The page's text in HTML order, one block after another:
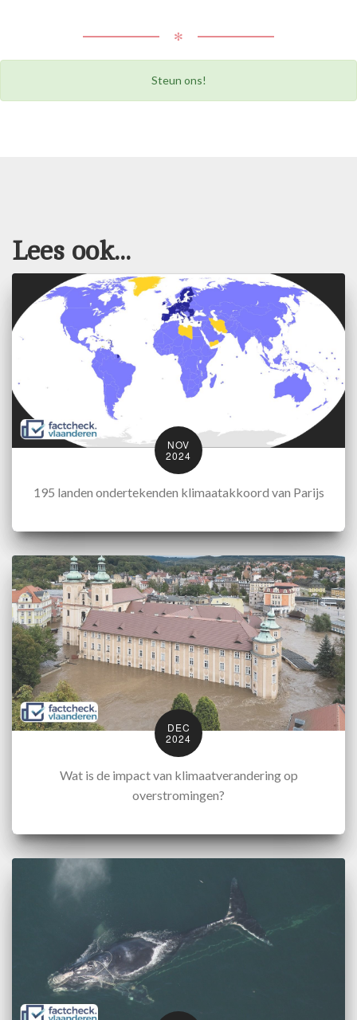
✻
Steun ons!
Lees ook...
NOV
2024
195 landen ondertekenden klimaatakkoord van Parijs
DEC
2024
Wat is de impact van klimaatverandering op
overstromingen?